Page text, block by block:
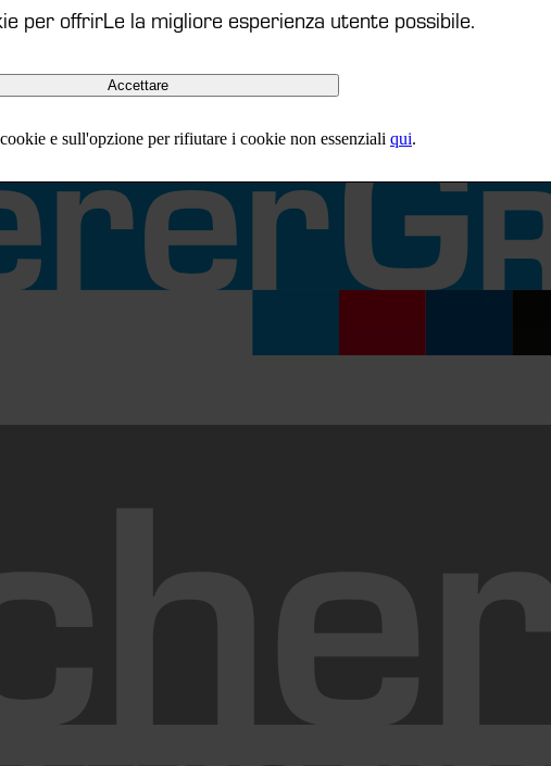
per offrirLe la migliore esperienza utente possibile.
Accettare
e sull'opzione per rifiutare i cookie non essenziali qui.